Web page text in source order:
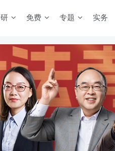
免费 专题 实务